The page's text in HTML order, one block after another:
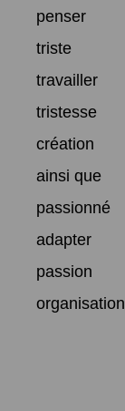
penser
triste
travailler
tristesse
création
ainsi que
passionné
adapter
passion
organisation